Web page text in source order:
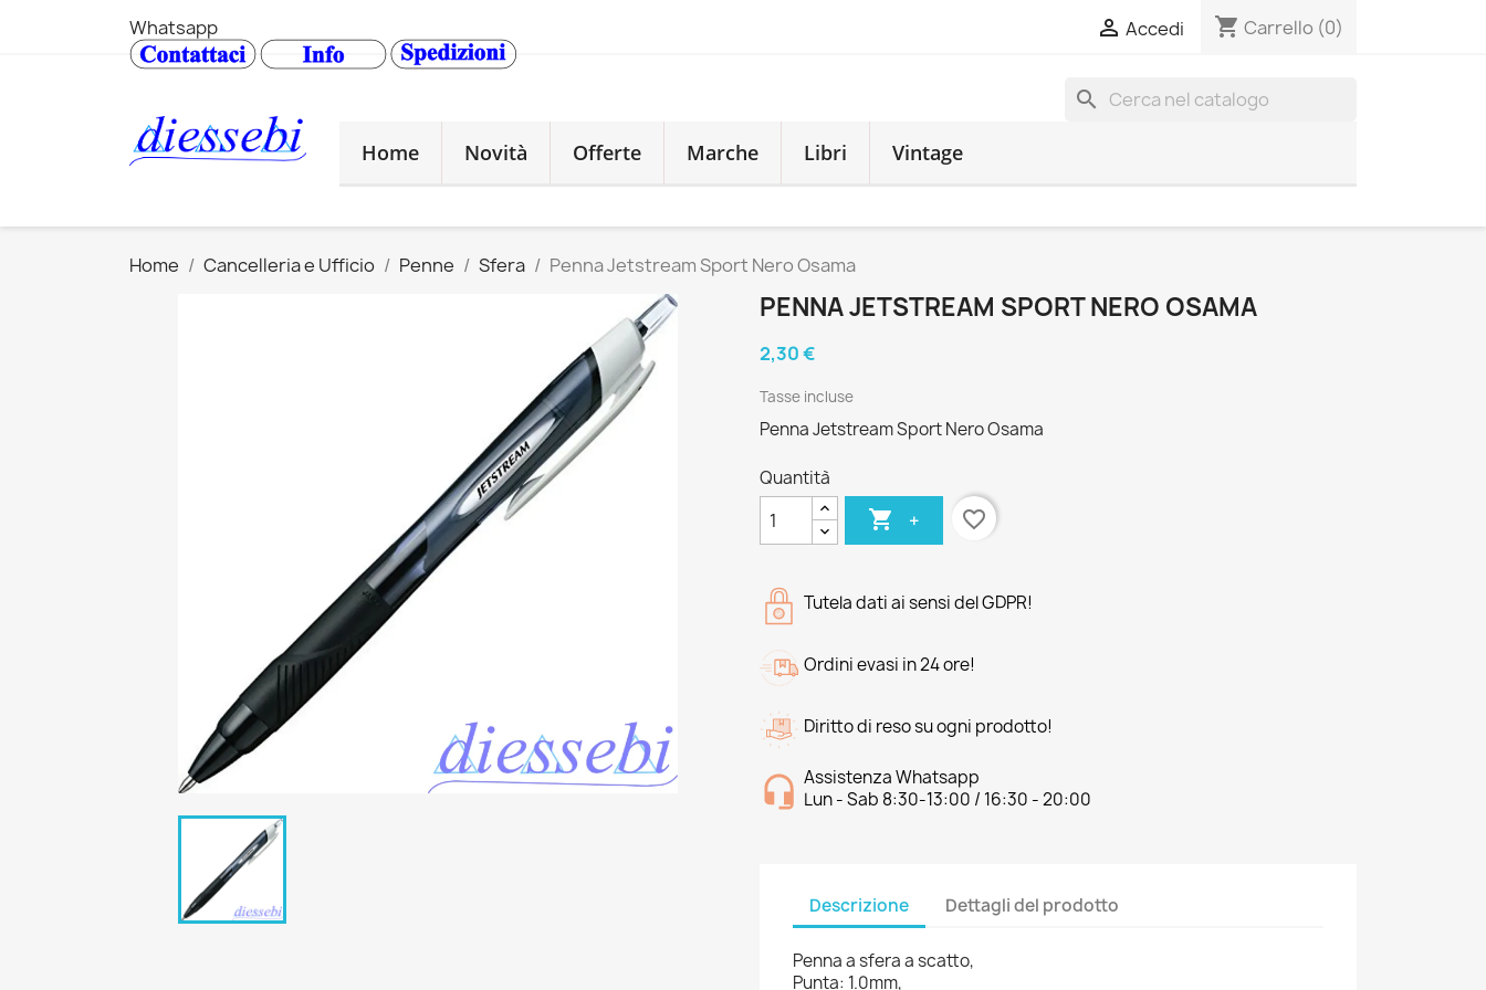
Whatsapp  Accedi shopping_cart Carrello (0)
search
Home
Novità Offerte Marche Libri Vintage
Home Cancelleria e Ufficio Penne Sfera Penna Jetstream Sport Nero Osama
PENNA JETSTREAM SPORT NERO OSAMA
2,30 €
Tasse incluse
Penna Jetstream Sport Nero Osama
Quantità
 + favorite_border
Tutela dati ai sensi del GDPR!
Ordini evasi in 24 ore!
Diritto di reso su ogni prodotto!
Assistenza Whatsapp
Lun - Sab 8:30-13:00 / 16:30 - 20:00
Descrizione Dettagli del prodotto
Penna a sfera a scatto,
Punta: 1.0mm,